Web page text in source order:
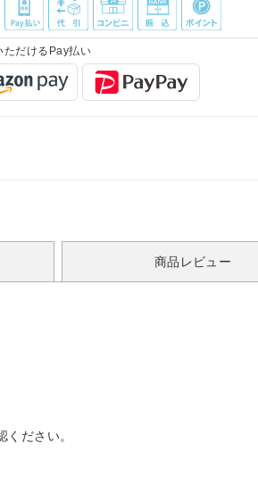
ただけるPay払い
商品レビュー
ださい。